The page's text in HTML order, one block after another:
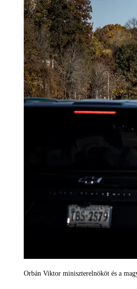
Orbán Viktor miniszterelnököt és a